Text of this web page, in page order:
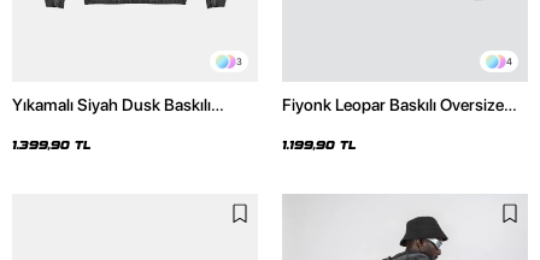
3
Yıkamalı Siyah Dusk Baskılı
1.399,90 TL
4
Fiyonk Leopar Baskılı Oversize
1.199,90 TL